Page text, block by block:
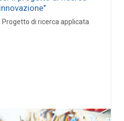
Progetto di ricerca applicata